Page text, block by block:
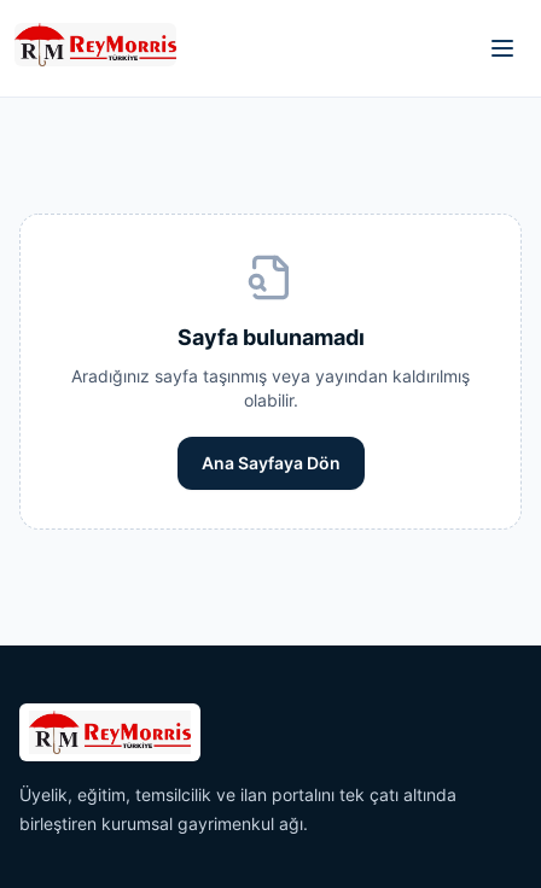
Sayfa bulunamadı
Aradığınız sayfa taşınmış veya yayından kaldırılmış
olabilir.
Ana Sayfaya Dön
Üyelik, eğitim, temsilcilik ve ilan portalını tek çatı altında
birleştiren kurumsal gayrimenkul ağı.